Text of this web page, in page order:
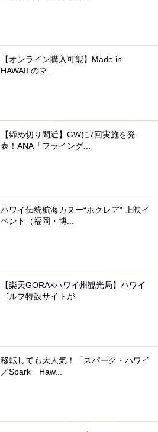
【オンライン購入可能】Made in
HAWAII のマ...
【締め切り間近】GWに7回実施を発
表！ANA「フライング...
ハワイ伝統航海カヌー“ホクレア” 上映イ
ベント（福岡・博...
【楽天GORA×ハワイ州観光局】ハワイ
ゴルフ特設サイトが...
移転しても大人気！「スパーク・ハワイ
／Spark Haw...